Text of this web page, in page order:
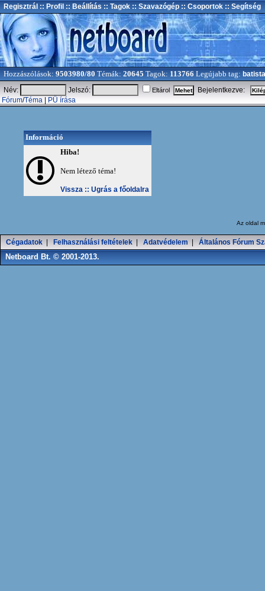
Regisztrál :: Profil :: Beállítás :: Tagok :: Szavazógép :: Csoportok :: Segítség
Hozzászólások: 9503980/80 Témák: 20645 Tagok: 113766 Legújabb tag: batista
Név:
Jelszó: Eltárol
Bejelentkezve:
Fórum/Téma PÜ írása
Információ
Hiba!
Nem létező téma!
Vissza :: Ugrás a főoldalra
Az oldal
Cégadatok Felhasználási feltételek Adatvédelem Általános Fórum
Netboard Bt. © 2001-2013.